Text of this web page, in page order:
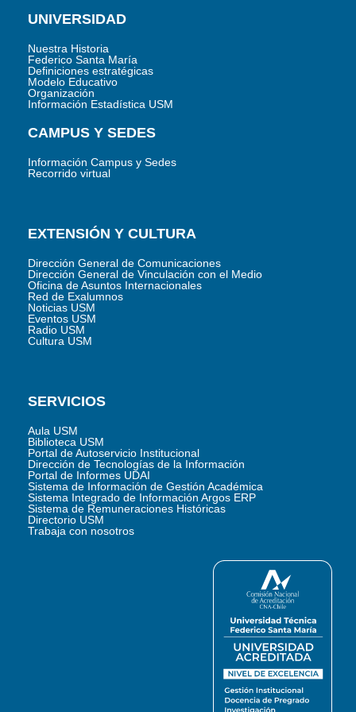
UNIVERSIDAD
Nuestra Historia
Federico Santa María
Definiciones estratégicas
Modelo Educativo
Organización
Información Estadística USM
CAMPUS Y SEDES
Información Campus y Sedes
Recorrido virtual
EXTENSIÓN Y CULTURA
Dirección General de Comunicaciones
Dirección General de Vinculación con el Medio
Oficina de Asuntos Internacionales
Red de Exalumnos
Noticias USM
Eventos USM
Radio USM
Cultura USM
SERVICIOS
Aula USM
Biblioteca USM
Portal de Autoservicio Institucional
Dirección de Tecnologías de la Información
Portal de Informes UDAI
Sistema de Información de Gestión Académica
Sistema Integrado de Información Argos ERP
Sistema de Remuneraciones Históricas
Directorio USM
Trabaja con nosotros